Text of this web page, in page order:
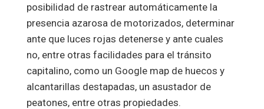
posibilidad de rastrear automáticamente la
presencia azarosa de motorizados, determinar
ante que luces rojas detenerse y ante cuales
no, entre otras facilidades para el tránsito
capitalino, como un Google map de huecos y
alcantarillas destapadas, un asustador de
peatones, entre otras propiedades.